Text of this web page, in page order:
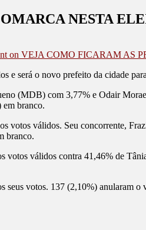
NESTA
on VEJA COMO FICARAM AS
e será o novo prefeito da cidade
(MDB) com 3,77% e Odair
branco.
válidos. Seu concorrente,
branco.
válidos contra 41,46% de
votos. 137 (2,10%) anularam